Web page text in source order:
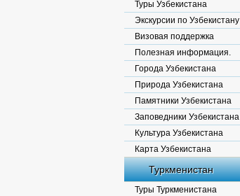
Туры Узбекистана
Экскурсии по Узбекистану
Визовая поддержка
Полезная информация.
Города Узбекистана
Природа Узбекистана
Памятники Узбекистана
Заповедники Узбекистана
Культура Узбекистана
Карта Узбекистана
Туркменистан
Туры Туркменистана